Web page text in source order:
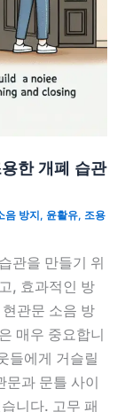
한 개폐 습관
음 방지 , 윤활유, 조용
관을 만들기 위
, 효과적인 방
관문 소음 방
매우 중요합니
들에게 거슬릴
문과 문틀 사이
니다. 고무 패